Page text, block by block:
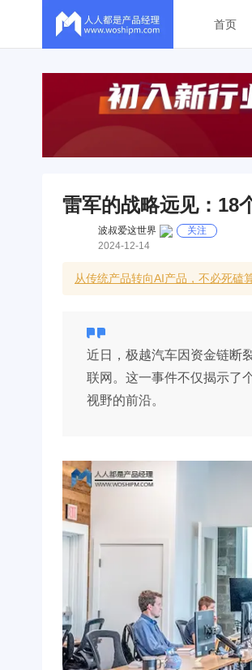
首页
雷军的战略远见：18
波叔爱这世界
关注
2024-12-14
从传统产品转向AI产品，不必死磕
近日，极越汽车因资金链断
联网。这一事件不仅揭示了
视野的前沿。